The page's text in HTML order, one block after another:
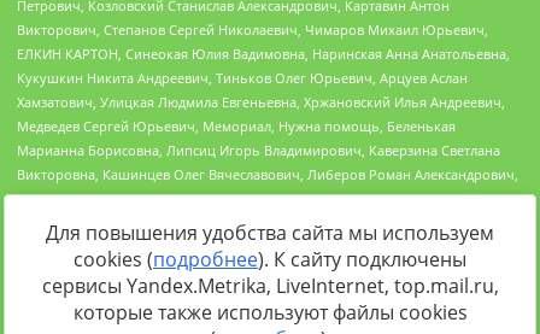
https://minjust.gov.ru/uploaded/files/reestr-
inostrannyih-agentov-22-03-2024.pdfданные на22.03.2024
Для повышения удобства сайта мы используем
cookies (подробнее). К сайту подключены
сервисы Yandex.Metrika, LiveInternet, top.mail.ru,
которые также используют файлы cookies